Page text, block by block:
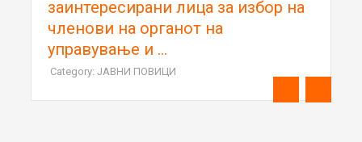
заинтересирани лица за избор на
членови на органот на
управување и ...
Category: ЈАВНИ ПОВИЦИ